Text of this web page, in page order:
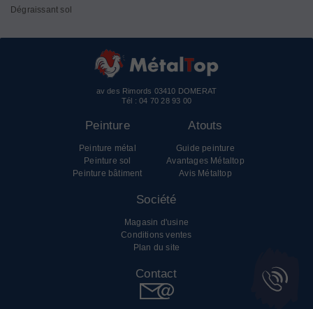
Dégraissant sol
av des Rimords 03410 DOMERAT
Tél :04 70 28 93 00
Peinture
Peinture métal
Peinture sol
Peinture bâtiment
Atouts
Guide peinture
Avantages Métaltop
Avis Métaltop
Société
Magasin d'usine
Conditions ventes
Plan du site
Contact